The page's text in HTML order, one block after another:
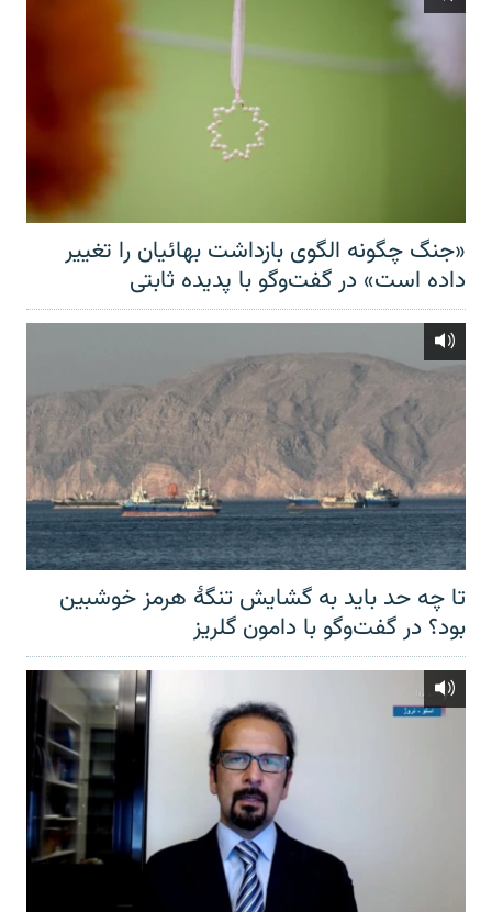
«جنگ چگونه الگوی بازداشت بهائیان را تغییر
داده است» در گفت‌وگو با پدیده ثابتی
تا چه حد باید به گشایش تنگهٔ هرمز خوشبین
بود؟ در گفت‌وگو با دامون گلریز